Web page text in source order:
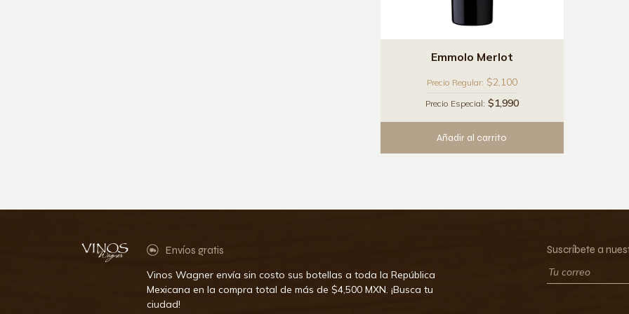
Emmolo Merlot
Precio Regular: $2,100
Precio Especial: $1,990
Añadir al carrito
Envíos gratis
Vinos Wagner envía sin costo sus botellas a toda la República
Mexicana en la compra total de más de $4,500 MXN. ¡Busca tu
ciudad!
Suscríbete a